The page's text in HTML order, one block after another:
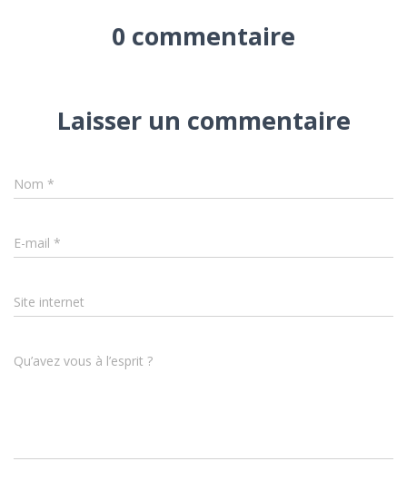
0 commentaire
Laisser un commentaire
Nom *
E-mail *
Site internet
Qu’avez vous à l’esprit ?